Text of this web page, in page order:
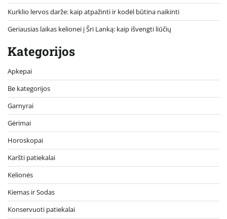
Kurklio lervos darže: kaip atpažinti ir kodėl būtina naikinti
Geriausias laikas kelionei į Šri Lanką: kaip išvengti liūčių
Kategorijos
Apkepai
Be kategorijos
Garnyrai
Gėrimai
Horoskopai
Karšti patiekalai
Kelionės
Kiemas ir Sodas
Konservuoti patiekalai